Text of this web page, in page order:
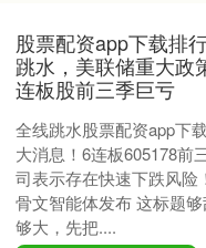
股票配资app下载排
跳水，美联储重大政
连板股前三季巨亏
全线跳水股票配资app下
大消息！6连板605178前
司表示存在快速下跌风险
骨文智能体发布 这标题
够大，先把....